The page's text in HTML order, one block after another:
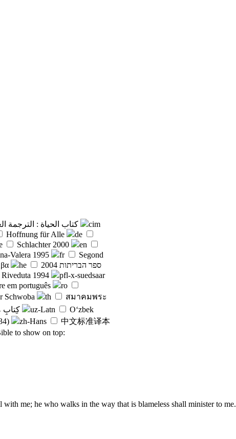
كتاب الحياة : الترجمة
cim
Hoffnung für Alle
de
Schlachter 2000
en
Valera 1995 fr
Segond
he
ספר הבריתות 2004
1994
pfl-x-suedsaar
em português
ro
Schwoba th
สมาคมพระ
uz-Latn
O‘zbek
zh-Hans
中文标准译本
to show on top:
me; he who walks in the way that is blameless shall minister to me.